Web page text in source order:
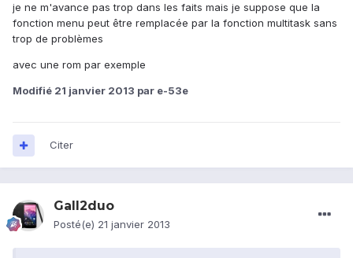
je ne m'avance pas trop dans les faits mais je suppose que la
fonction menu peut être remplacée par la fonction multitask sans
trop de problèmes
avec une rom par exemple
Modifié 21 janvier 2013 par e-53e
Citer
Gall2duo
Posté(e) 21 janvier 2013